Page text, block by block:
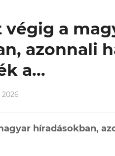
a
azonnali
a...
2026
híradásokban,